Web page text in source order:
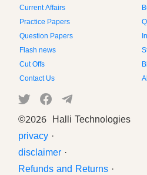
Current Affairs
Practice Papers
Question Papers
Flash news
Cut Offs
Contact Us
©2026 Halli Technologies
privacy ·
disclaimer ·
Refunds and Returns ·